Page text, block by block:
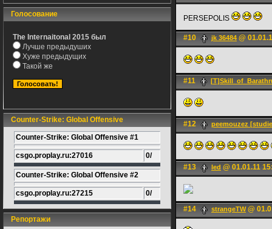
Голосование
The Internaitonal 2015 был
Лучше предыдуших
Хуже предыдущих
Такой же
Counter-Strike: Global Offensive
Counter-Strike: Global Offensive #1
csgo.proplay.ru:27016 0/
Counter-Strike: Global Offensive #2
csgo.proplay.ru:27215 0/
Репортажи
PERSEPOLIS
#10 jk 36484 @
#11
#12 peemouzez
#13 led @ 01.01.11
#14 strangeTW@